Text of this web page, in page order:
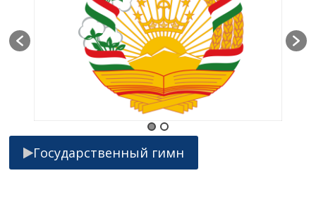
Государственный гимн